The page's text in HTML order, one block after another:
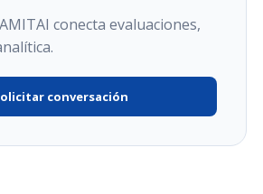
conecta evaluaciones,
conversación